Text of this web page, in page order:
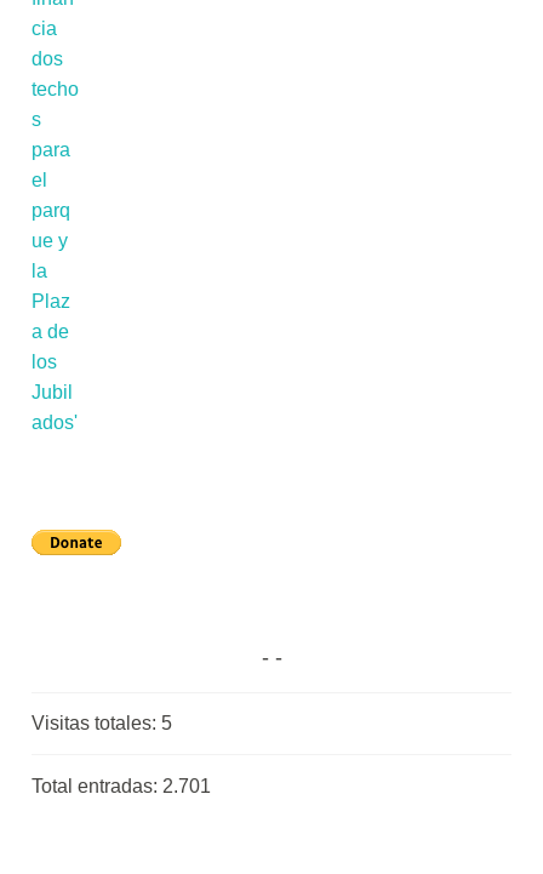
Visitas totales: 5
Total entradas: 2.701